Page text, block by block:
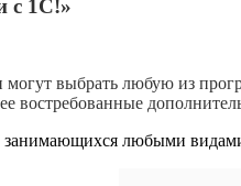
с 1С!»
выбрать любую из
востребованные
занимающихся любыми